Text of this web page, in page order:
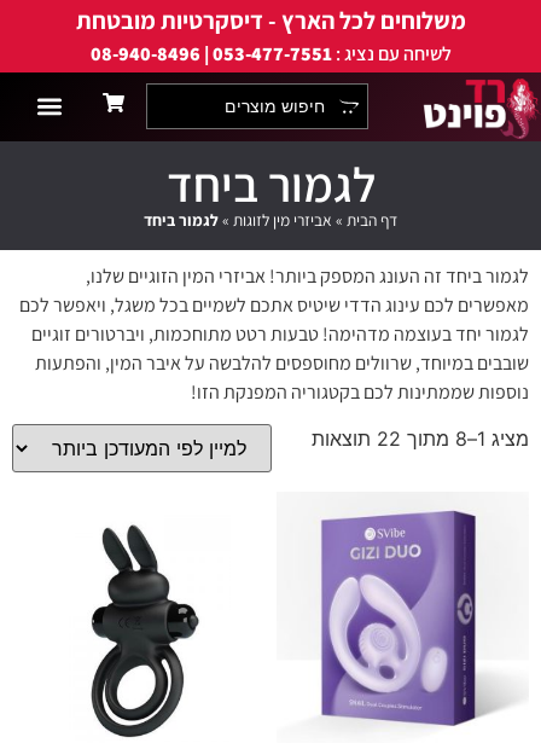
משלוחים לכל הארץ - דיסקרטיות מובטחת
לשיחה עם נציג :053-477-7551 | 08-940-8496
לגמור ביחד
דף הבית » אביזרי מין לזוגות »לגמור ביחד
לגמור ביחד זה העונג המספק ביותר! אביזרי המין הזוגיים שלנו,
מאפשרים לכם עינוג הדדי שיטיס אתכם לשמיים בכל משגל, ויאפשר לכם
לגמור יחד בעוצמה מדהימה! טבעות רטט מתוחכמות, ויברטורים זוגיים
שובבים במיוחד, שרוולים מחוספסים להלבשה על איבר המין, והפתעות
נוספות שממתינות לכם בקטגוריה המפנקת הזו!
מציג 1–8 מתוך 22 תוצאות